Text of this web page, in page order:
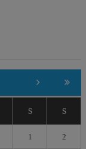
S S
1 2